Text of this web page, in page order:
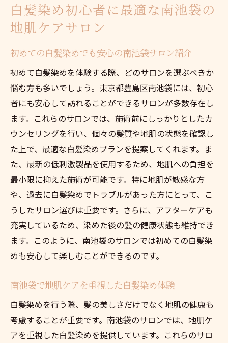
地肌への配慮を重視した南池袋の白髪染め
の可能性
地肌も喜ぶ白髪染めの新しい形を南池袋で
南池袋で地肌への配慮を実感できる白髪染
めの可能性
新しい地肌に優しい白髪染め体験を南池袋
で発見
南池袋で地肌に優しい白髪染めの新たな可
能性を探る
白髪染め初心者に最適な南池袋の
地肌ケアサロン
初めての白髪染めでも安心の南池袋サロン紹介
初めて白髪染めを体験する際、どのサロンを選ぶべきか
悩む方も多いでしょう。東京都豊島区南池袋には、初心
者にも安心して訪れることができるサロンが多数存在し
ます。これらのサロンでは、施術前にしっかりとしたカ
ウンセリングを行い、個々の髪質や地肌の状態を確認し
た上で、最適な白髪染めプランを提案してくれます。ま
た、最新の低刺激製品を使用するため、地肌への負担を
最小限に抑えた施術が可能です。特に地肌が敏感な方
や、過去に白髪染めでトラブルがあった方にとって、こ
うしたサロン選びは重要です。さらに、アフターケアも
充実しているため、染めた後の髪の健康状態も維持でき
ます。このように、南池袋のサロンでは初めての白髪染
めも安心して楽しむことができるのです。
南池袋で地肌ケアを重視した白髪染め体験
白髪染めを行う際、髪の美しさだけでなく地肌の健康も
考慮することが重要です。南池袋のサロンでは、地肌ケ
アを重視した白髪染めを提供しています。これらのサロ